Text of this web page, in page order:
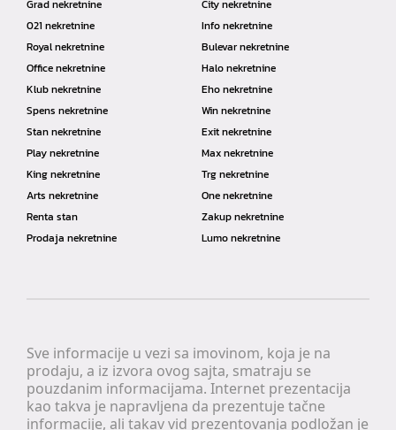
Sve informacije u vezi sa imovinom, koja je na
prodaju, a iz izvora ovog sajta, smatraju se
pouzdanim informacijama. Internet prezentacija
kao takva je napravljena da prezentuje tačne
informacije, ali takav vid prezentovanja podložan je
Grad nekretnine
City nekretnine
021 nekretnine
Info nekretnine
Royal nekretnine
Bulevar nekretnine
Office nekretnine
Halo nekretnine
Klub nekretnine
Eho nekretnine
Spens nekretnine
Win nekretnine
Stan nekretnine
Exit nekretnine
Play nekretnine
Max nekretnine
King nekretnine
Trg nekretnine
Arts nekretnine
One nekretnine
Renta stan
Zakup nekretnine
Prodaja nekretnine
Lumo nekretnine